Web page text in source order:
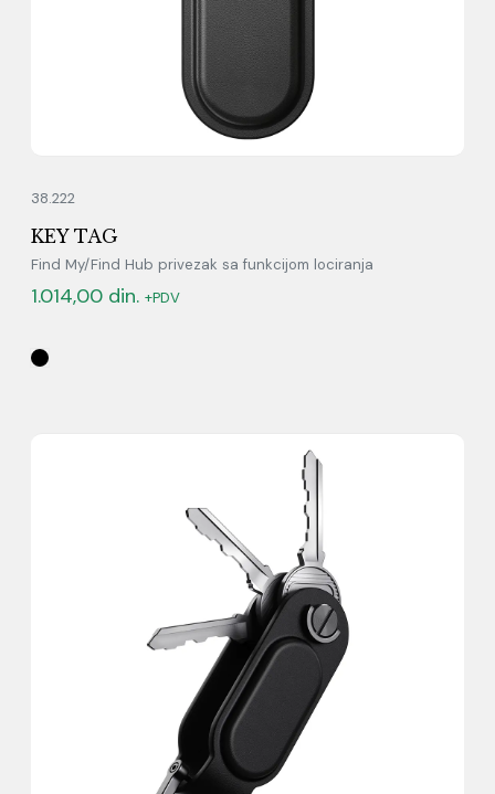
38.222
KEY TAG
Find My/Find Hub privezak sa funkcijom lociranja
1.014,00 din. +PDV